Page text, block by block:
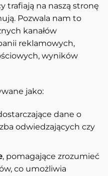
trafiają na naszą stronę
Pozwala nam to
kanałów
reklamowych,
wyników
jako:
dane o
odwiedzających czy
, pomagające zrozumieć
co umożliwia